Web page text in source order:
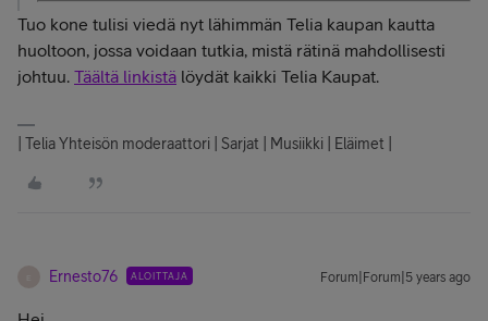
Tuo kone tulisi viedä nyt lähimmän Telia kaupan kautta
huoltoon, jossa voidaan tutkia, mistä rätinä mahdollisesti
johtuu. Täältä linkistä löydät kaikki Telia Kaupat.
| Telia Yhteisön moderaattori | Sarjat | Musiikki | Eläimet |
Ernesto76 ALOITTAJA Forum|Forum|5 years ago